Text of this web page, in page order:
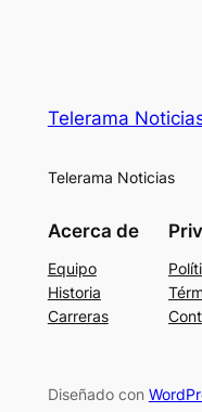
Telerama
Telerama Noticias
Acerca de
Equipo
Historia
Carreras
Diseñado con